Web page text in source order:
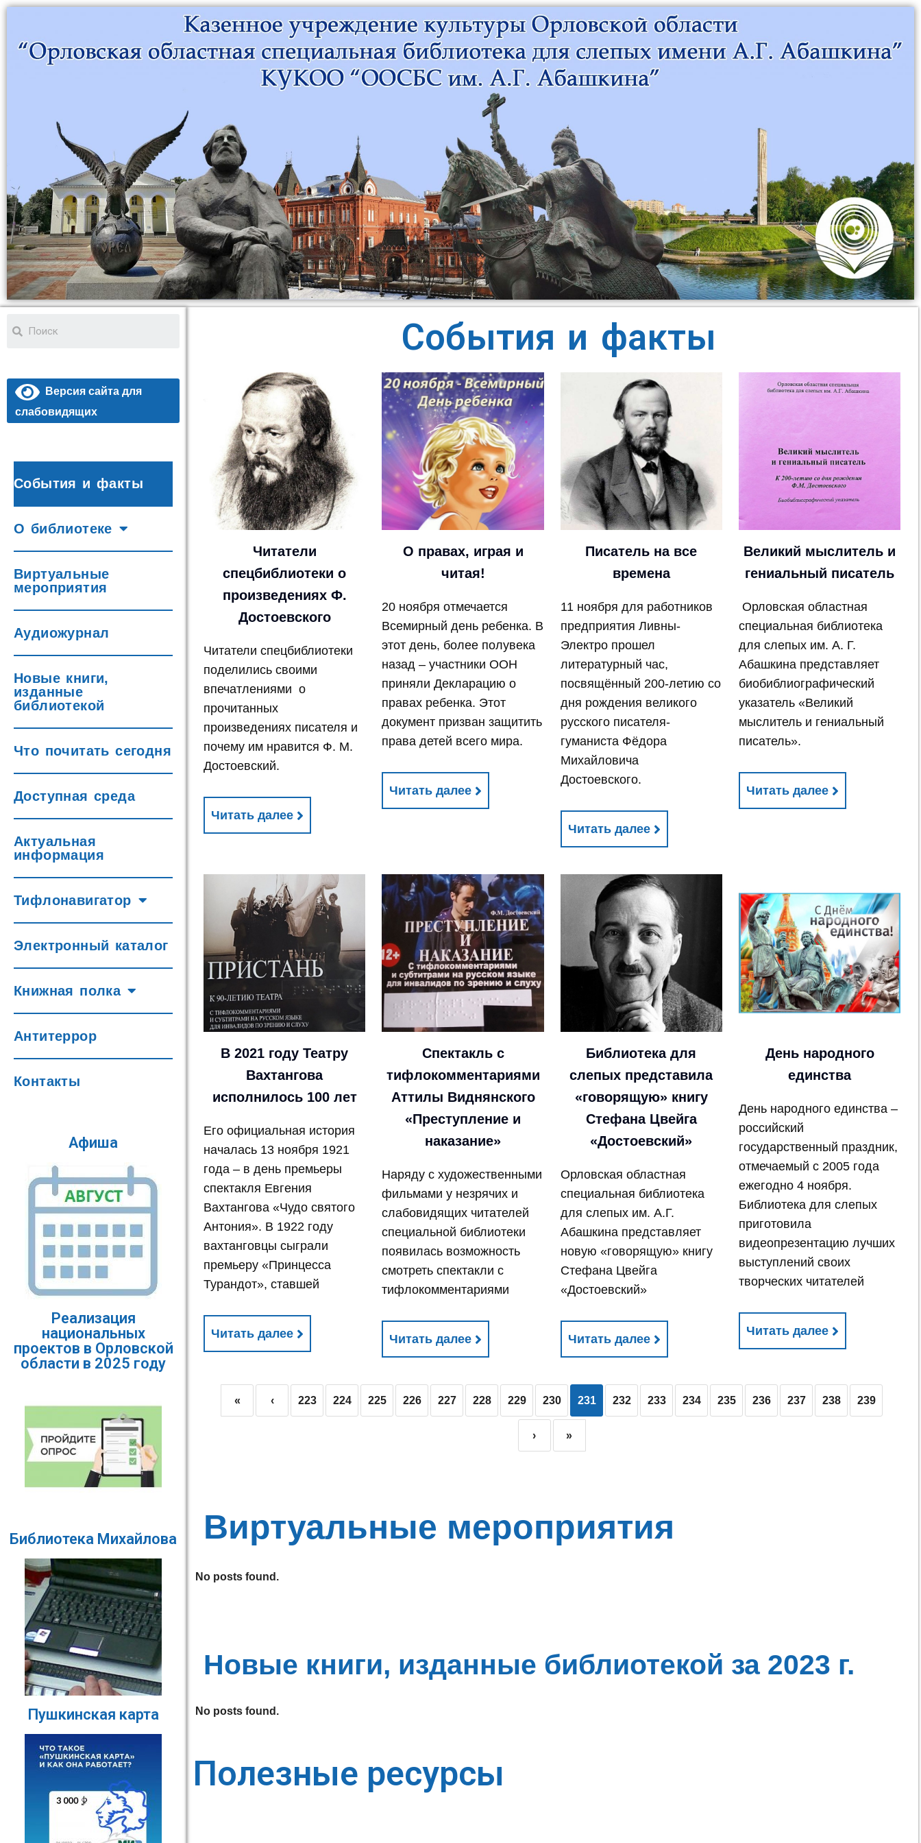
Версия сайта для
слабовидящих
События и факты
О библиотеке
Виртуальные
мероприятия
Аудиожурнал
Новые книги,
изданные
библиотекой
Что почитать сегодня
Доступная среда
Актуальная
информация
Тифлонавигатор
Электронный каталог
Книжная полка
Антитеррор
Контакты
Афиша
Реализация
национальных
проектов в Орловской
области в 2025 году
Библиотека Михайлова
Пушкинская карта
События и факты
Читатели
спецбиблиотеки о
произведениях Ф.
Достоевского
Читатели спецбиблиотеки
поделились своими
впечатлениями о
прочитанных
произведениях писателя и
почему им нравится Ф. М.
Достоевский.
Читать далее
О правах, играя и
читая!
20 ноября отмечается
Всемирный день ребенка. В
этот день, более полувека
назад – участники ООН
приняли Декларацию о
правах ребенка. Этот
документ призван защитить
права детей всего мира.
Читать далее
Писатель на все
времена
11 ноября для работников
предприятия Ливны-
Электро прошел
литературный час,
посвящённый 200-летию со
дня рождения великого
русского писателя-
гуманиста Фёдора
Михайловича
Достоевского.
Читать далее
Великий мыслитель и
гениальный писатель
Орловская областная
специальная библиотека
для слепых им. А. Г.
Абашкина представляет
биобиблиографический
указатель «Великий
мыслитель и гениальный
писатель».
Читать далее
В 2021 году Театру
Вахтангова
исполнилось 100 лет
Его официальная история
началась 13 ноября 1921
года – в день премьеры
спектакля Евгения
Вахтангова «Чудо святого
Антония». В 1922 году
вахтанговцы сыграли
премьеру «Принцесса
Турандот», ставшей
Читать далее
Спектакль с
тифлокомментариями
Аттилы Виднянского
«Преступление и
наказание»
Наряду с художественными
фильмами у незрячих и
слабовидящих читателей
специальной библиотеки
появилась возможность
смотреть спектакли с
тифлокомментариями
Читать далее
Библиотека для
слепых представила
«говорящую» книгу
Стефана Цвейга
«Достоевский»
Орловская областная
специальная библиотека
для слепых им. А.Г.
Абашкина представляет
новую «говорящую» книгу
Стефана Цвейга
«Достоевский»
Читать далее
День народного
единства
День народного единства –
российский
государственный праздник,
отмечаемый с 2005 года
ежегодно 4 ноября.
Библиотека для слепых
приготовила
видеопрезентацию лучших
выступлений своих
творческих читателей
Читать далее
« ‹ 223 224 225 226 227 228 229 230 231 232 233 234 235 236 237 238 239
› »
Виртуальные мероприятия
No posts found.
Новые книги, изданные библиотекой за 2023 г.
No posts found.
Полезные ресурсы